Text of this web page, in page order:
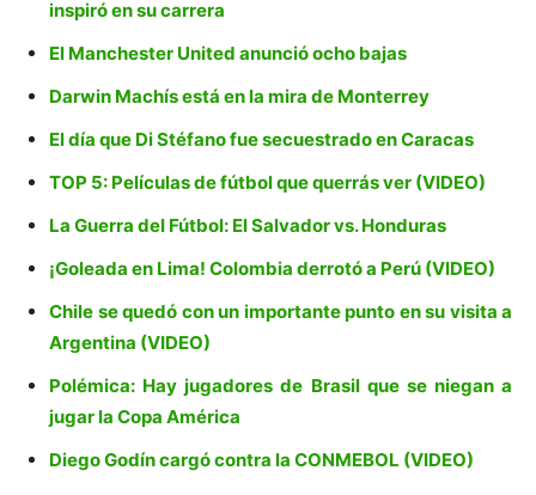
inspiró en su carrera
El Manchester United anunció ocho bajas
Darwin Machís está en la mira de Monterrey
El día que Di Stéfano fue secuestrado en Caracas
TOP 5: Películas de fútbol que querrás ver (VIDEO)
La Guerra del Fútbol: El Salvador vs. Honduras
¡Goleada en Lima! Colombia derrotó a Perú (VIDEO)
Chile se quedó con un importante punto en su visita a
Argentina (VIDEO)
Polémica: Hay jugadores de Brasil que se niegan a
jugar la Copa América
Diego Godín cargó contra la CONMEBOL (VIDEO)